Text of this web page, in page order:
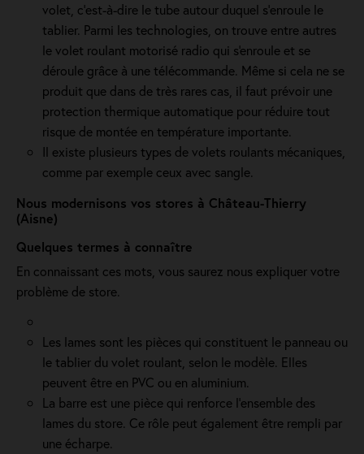
volet, c’est-à-dire le tube autour duquel s’enroule le
tablier. Parmi les technologies, on trouve entre autres
le volet roulant motorisé radio qui s'enroule et se
déroule grâce à une télécommande. Même si cela ne se
produit que dans de très rares cas, il faut prévoir une
protection thermique automatique pour réduire tout
risque de montée en température importante.
Il existe plusieurs types de volets roulants mécaniques,
comme par exemple ceux avec sangle.
Nous modernisons vos stores à Château-Thierry
(Aisne)
Quelques termes à connaître
En connaissant ces mots, vous saurez nous expliquer votre
problème de store.
Les lames sont les pièces qui constituent le panneau ou
le tablier du volet roulant, selon le modèle. Elles
peuvent être en PVC ou en aluminium.
La barre est une pièce qui renforce l’ensemble des
lames du store. Ce rôle peut également être rempli par
une écharpe.